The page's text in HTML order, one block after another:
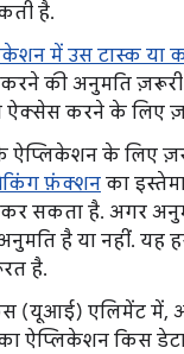
है.
में उस टास्क या
करने की अनुमति
ऐक्सेस करने के लिए
के लिए
फ़ंक्शनका
सकता है. अगर
है या नहीं. यह
है.
(यूआई) एलिमेंट में,
ऐप्लिकेशन किस